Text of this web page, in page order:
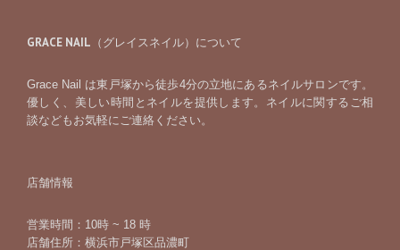
GRACE NAIL（グレイスネイル）について
Grace Nail は東戸塚から徒歩4分の立地にあるネイルサロンです。
優しく、美しい時間とネイルを提供します。ネイルに関するご相
談などもお気軽にご連絡ください。
店舗情報
営業時間：10時 ~ 18 時
店舗住所：横浜市戸塚区品濃町